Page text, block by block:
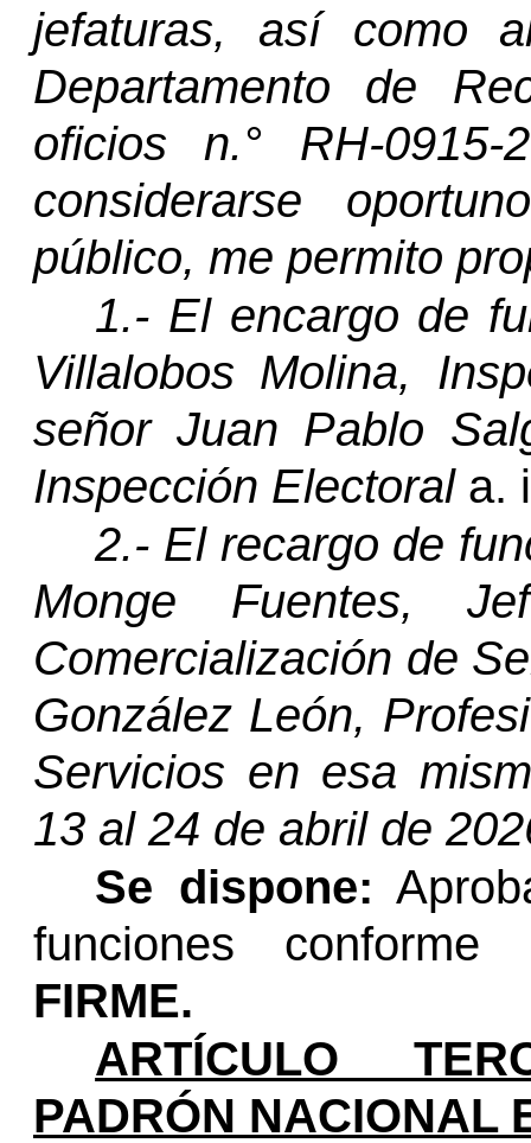
jefaturas, así como
Departamento de
oficios n.° RH-0915-
considerarse
público, me permito
1.- El encargo de
Villalobos Molina,
señor Juan Pablo
Inspección Electoral a.
2.- El recargo de
Monge Fuentes,
Comercialización de
González León,
Servicios en esa
13 al 24 de abril de
Se dispone:
funciones
FIRME.
ARTÍCULO
PADRÓN NACIONAL